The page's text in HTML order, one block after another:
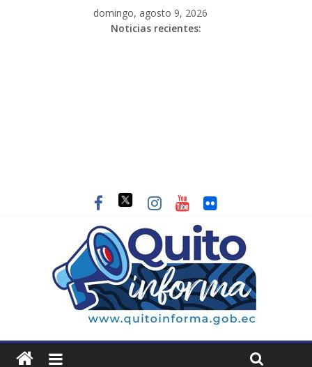
domingo, agosto 9, 2026
Noticias recientes: